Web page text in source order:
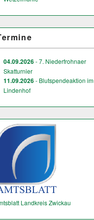
04.09.2026- 7. Niederfrohnaer
Skatturnier
11.09.2026- Blutspendeaktion im
Lindenhof
Landkreis Zwickau